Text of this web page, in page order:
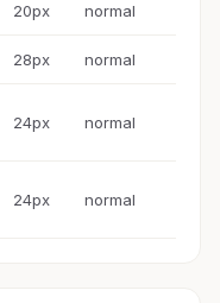
20px normal
28px normal
24px normal
24px normal